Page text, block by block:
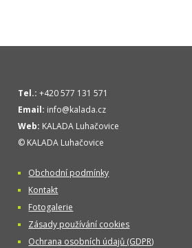
Tel.: +420 577 131 571
Email: info@kalada.cz
Web: KALADA Luhačovice
© KALADA Luhačovice
Obchodní podmínky
Kontakt
Fotogalerie
Zásady používání cookies
Ochrana osobních údajů (GDPR)